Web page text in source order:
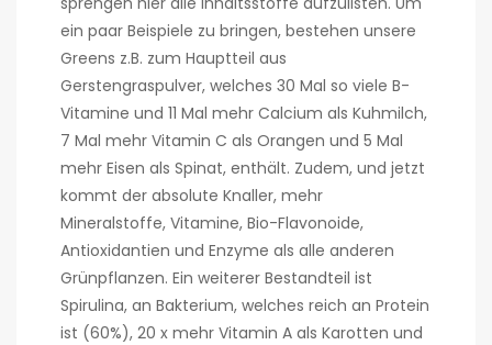
ein paar Beispiele zu bringen, bestehen unsere
Greens z.B. zum Hauptteil aus
Gerstengraspulver, welches 30 Mal so viele B-
Vitamine und 11 Mal mehr Calcium als Kuhmilch,
7 Mal mehr Vitamin C als Orangen und 5 Mal
mehr Eisen als Spinat, enthält. Zudem, und jetzt
kommt der absolute Knaller, mehr
Mineralstoffe, Vitamine, Bio-Flavonoide,
Antioxidantien und Enzyme als alle anderen
Grünpflanzen. Ein weiterer Bestandteil ist
Spirulina, an Bakterium, welches reich an Protein
ist (60%), 20 x mehr Vitamin A als Karotten und